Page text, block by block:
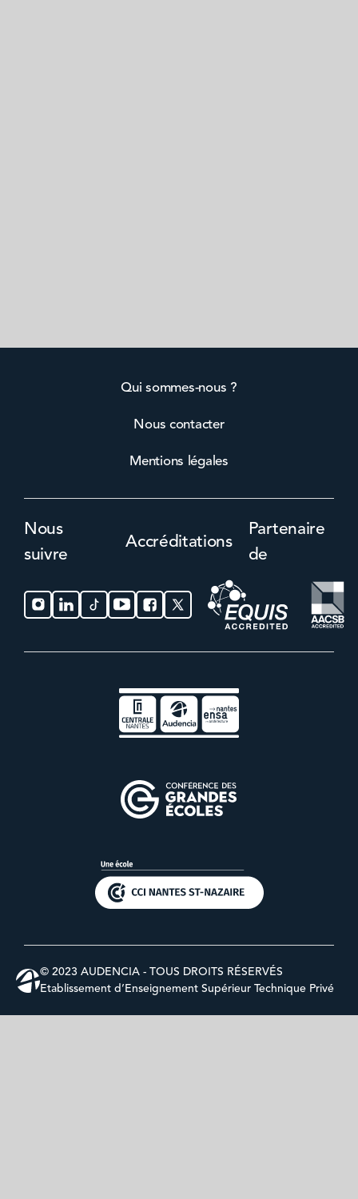
Qui sommes-nous ?
Nous contacter
Mentions légales
Nous
suivre
Accréditations
Partenaire
de
© 2023 AUDENCIA - TOUS DROITS RÉSERVÉS
Etablissement d’Enseignement Supérieur Technique Privé